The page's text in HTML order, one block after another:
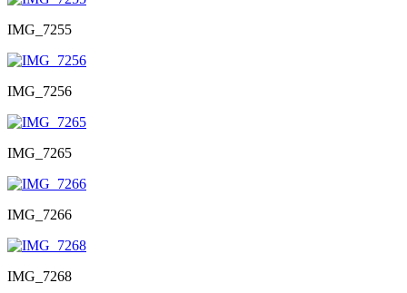
IMG_7255
IMG_7256
IMG_7265
IMG_7266
IMG_7268